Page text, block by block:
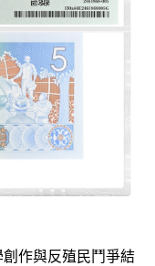
作與反殖民鬥爭結